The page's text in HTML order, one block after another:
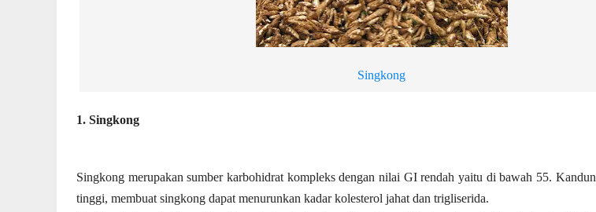
Singkong
1. Singkong
Singkong merupakan sumber karbohidrat kompleks dengan nilai GI rendah yaitu di bawah 55.
tinggi, membuat singkong dapat menurunkan kadar kolesterol jahat dan trigliserida.